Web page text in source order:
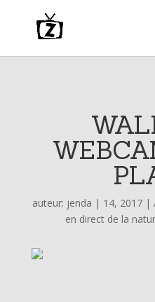
auteur: jenda | 14, 2017 |
en direct de la